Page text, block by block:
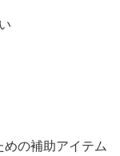
の補助アイテム